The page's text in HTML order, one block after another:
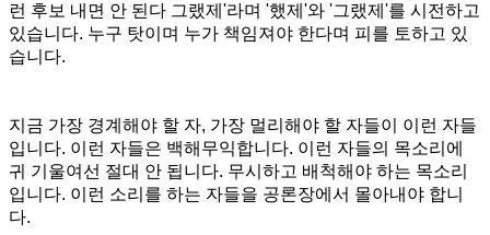
런 후보 내면 안 된다 그랬제'라며 '했제'와 '그랬제'를 시전하고
있습니다. 누구 탓이며 누가 책임져야 한다며 피를 토하고 있
습니다.
지금 가장 경계해야 할 자, 가장 멀리해야 할 자들이 이런 자들
입니다. 이런 자들은 백해무익합니다. 이런 자들의 목소리에
귀 기울여선 절대 안 됩니다. 무시하고 배척해야 하는 목소리
입니다. 이런 소리를 하는 자들을 공론장에서 몰아내야 합니
다.